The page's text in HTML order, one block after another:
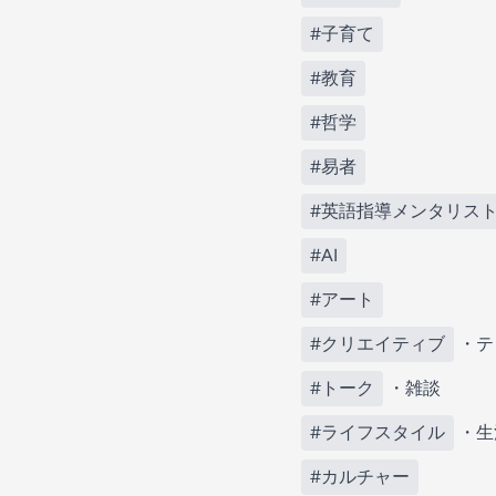
#子育て
#教育
#哲学
#易者
#英語指導メンタリスト
#AI
#アート
#クリエイティブ ・
#トーク ・雑談
#ライフスタイル ・
#カルチャー